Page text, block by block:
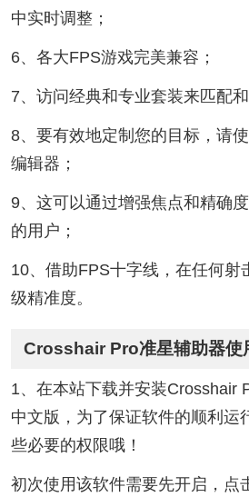
中实时调整；
6、各大FPS游戏完美兼容；
7、访问经典和专业套装来匹配
8、要有效地定制您的目标，请
编辑器；
9、这可以通过增强焦点和精确
的用户；
10、借助FPS十字线，在任何射
级精准度。
Crosshair Pro准星辅助器使
1、在本站下载并安装Crosshair
中文版，为了保证软件的顺利运
些必要的权限哦！
初次使用该软件需要先开启，点